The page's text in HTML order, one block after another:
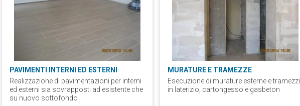
PAVIMENTI INTERNI ED ESTERNI
Realizzazione di pavimentazioni per interni
ed esterni sia sovrapposti ad esistente che
su nuovo sottofondo
MURATURE E TRAMEZZE
Esecuzione di murature esterne e tramezzi
in laterizio, cartongesso e gasbeton